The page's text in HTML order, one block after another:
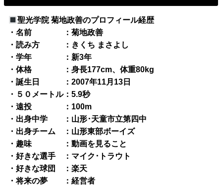
聖光学院 菊地政善のプロフィール経歴
・名前 ：菊地政善
・読み方 ：きくち まさよし
・学年 ：新3年
・体格 ：身長177cm、体重80kg
・誕生日 ：2007年11月13日
・５０メートル：5.9秒
・遠投 ：100m
・出身中学 ：山形･天童市立第四中
・出身チーム ：山形東部ボーイズ
・趣味 ：動画を見ること
・好きな選手 ：マイク･トラウト
・好きな球団 ：楽天
・将来の夢 ：経営者